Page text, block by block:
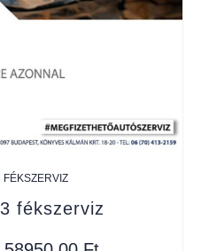
FÉKSZERVIZ
fékszerviz